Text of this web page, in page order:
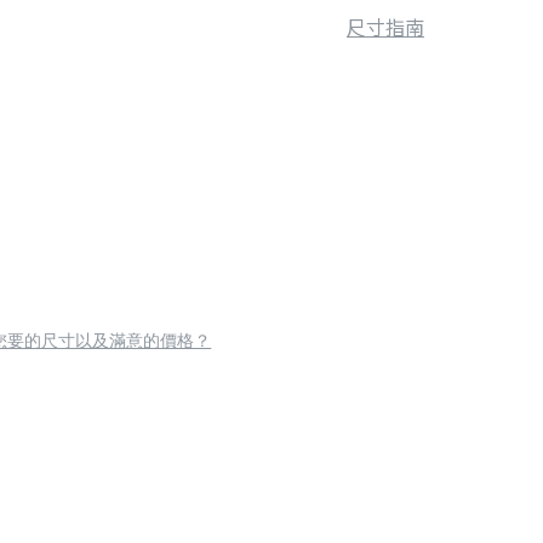
尺寸指南
要的尺寸以及滿意的價格？